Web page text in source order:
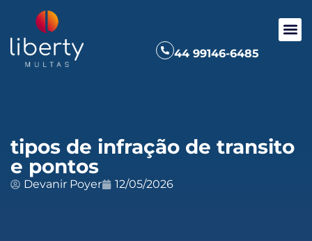
44 99146-6485
tipos de infração de transito
e pontos
Devanir Poyer 12/05/2026